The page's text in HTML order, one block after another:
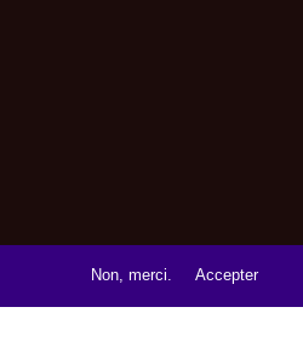
Non, merci. Accepter